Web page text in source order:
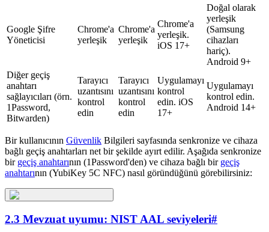
Google Şifre
Yöneticisi
Chrome'a
yerleşik
Chrome'a
yerleşik
Chrome'a
yerleşik.
iOS 17+
Doğal olarak
yerleşik
(Samsung
cihazları
hariç).
Android 9+
Diğer geçiş
anahtarı
sağlayıcıları (örn.
1Password,
Bitwarden)
Tarayıcı
uzantısını
kontrol
edin
Tarayıcı
uzantısını
kontrol
edin
Uygulamayı
kontrol
edin. iOS
17+
Uygulamayı
kontrol edin.
Android 14+
Bir kullanıcının Güvenlik Bilgileri sayfasında senkronize ve cihaza
bağlı geçiş anahtarları net bir şekilde ayırt edilir. Aşağıda senkronize
bir geçiş anahtarının (1Password'den) ve cihaza bağlı bir geçiş
anahtarının (YubiKey 5C NFC) nasıl göründüğünü görebilirsiniz:
2.3 Mevzuat uyumu: NIST AAL seviyeleri#